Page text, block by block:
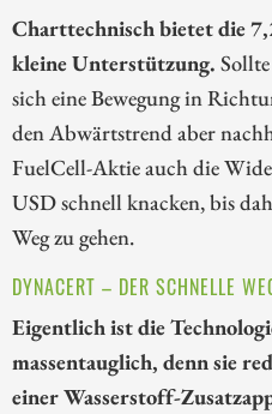
Charttechnisch bietet die
kleine Unterstützung.
sich eine Bewegung in
den Abwärtstrend aber
FuelCell-Aktie auch die
USD schnell knacken, bis
Weg zu gehen.
DYNACERT – DER SCHNELLE
Eigentlich ist die
massentauglich, denn sie
einer Wasserstoff-